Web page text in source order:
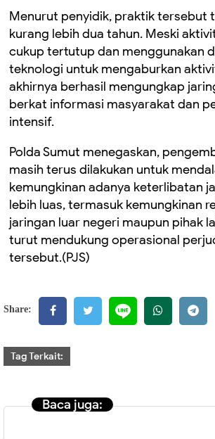
Menurut penyidik, praktik tersebut
kurang lebih dua tahun. Meski
cukup tertutup dan menggunakan
teknologi untuk mengaburkan
akhirnya berhasil mengungkap
berkat informasi masyarakat dan
intensif.
Polda Sumut menegaskan,
masih terus dilakukan untuk
kemungkinan adanya keterlibatan
lebih luas, termasuk kemungkinan
jaringan luar negeri maupun pihak
turut mendukung operasional
tersebut.(PJS)
Share:
Tag Terkait:
Baca juga: